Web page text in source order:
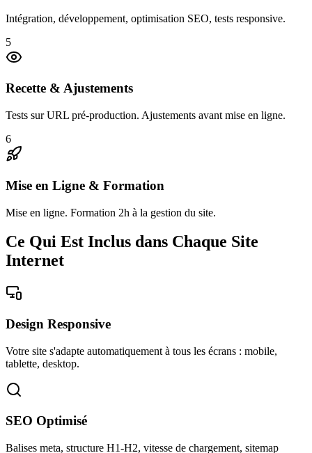
Intégration, développement, optimisation SEO, tests responsive.
5
Recette & Ajustements
Tests sur URL pré-production. Ajustements avant mise en ligne.
6
Mise en Ligne & Formation
Mise en ligne. Formation 2h à la gestion du site.
Ce Qui Est Inclus dans Chaque Site
Internet
Design Responsive
Votre site s'adapte automatiquement à tous les écrans : mobile,
tablette, desktop.
SEO Optimisé
Balises meta, structure H1-H2, vitesse de chargement, sitemap